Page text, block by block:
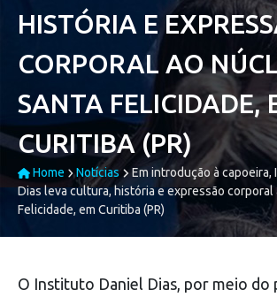
HISTÓRIA E
CORPORAL AO
SANTA FELICIDADE,
CURITIBA (PR)
Home Notícias
Em introdução à
Dias leva cultura, história e expressão corporal
Felicidade, em Curitiba (PR)
O Instituto Daniel Dias, por meio do